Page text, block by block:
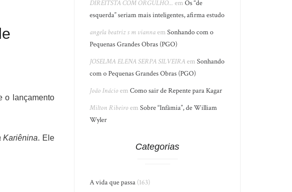
o lançamento
Kariênina. Ele
DIREITSTA COM ORGULHO... emOs “de
esquerda” seriam mais inteligentes, afirma estudo
angela beatriz s m viannaemSonhando com o
Pequenas Grandes Obras (PGO)
JOSELMA ELENA SERPA SILVEIRAemSonhando
com o Pequenas Grandes Obras (PGO)
João InácioemComo sair de Repente para Kagar
Milton RibeiroemSobre “Infâmia”, de William
Wyler
Categorias
A vida que passa (163)